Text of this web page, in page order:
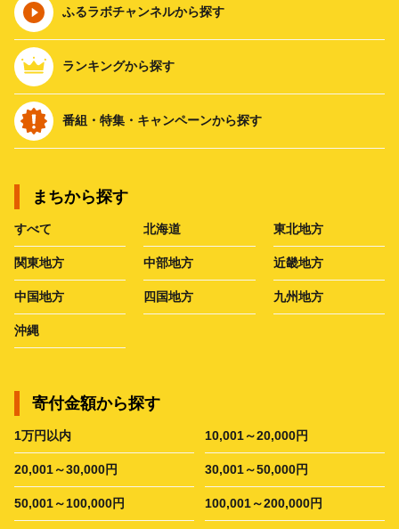
ふるラボチャンネルから探す
ランキングから探す
番組・特集・キャンペーンから探す
まちから探す
すべて 北海道 東北地方
関東地方 中部地方 近畿地方
中国地方 四国地方 九州地方
沖縄
寄付金額から探す
1万円以内 10,001～20,000円
20,001～30,000円 30,001～50,000円
50,001～100,000円 100,001～200,000円